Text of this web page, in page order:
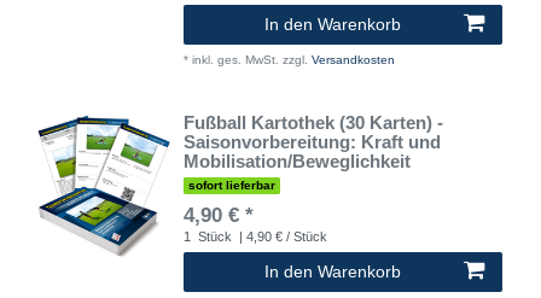
In den Warenkorb
* inkl. ges. MwSt. zzgl. Versandkosten
Fußball Kartothek (30 Karten) -
Saisonvorbereitung: Kraft und
Mobilisation/Beweglichkeit
sofort lieferbar
4,90 € *
1 Stück | 4,90 € / Stück
In den Warenkorb